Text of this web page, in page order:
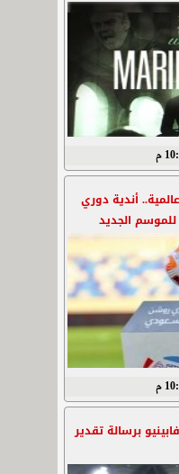
أندية دوري
الجديد
برسالة تقدير